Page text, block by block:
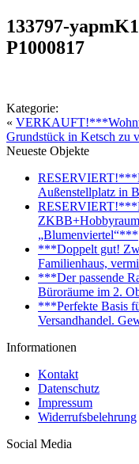
133797-
P1000817
Kategorie:
«
Grundstück in Ketsch zu
Neueste Objekte
Außenstellplatz in
„Blumenviertel“***
***Doppelt gut!
Familienhaus,
***Der passende
Büroräume im 2.
***Perfekte Basis
Versandhandel.
Informationen
Kontakt
Datenschutz
Impressum
Widerrufsbelehrung
Social Media